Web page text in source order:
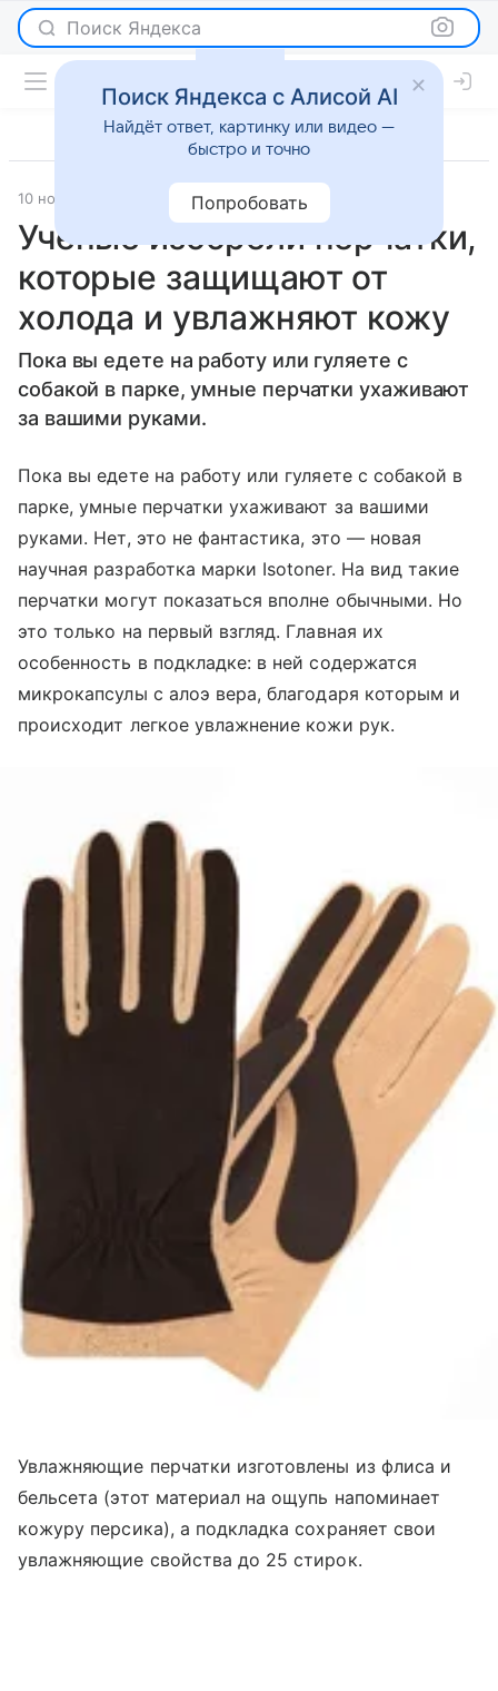
Поиск Яндекса
10 ноября 2011 Новости
Ученые изобрели перчатки,
которые защищают от
холода и увлажняют кожу
Пока вы едете на работу или гуляете с
собакой в парке, умные перчатки ухаживают
за вашими руками.
Пока вы едете на работу или гуляете с собакой в
парке, умные перчатки ухаживают за вашими
руками. Нет, это не фантастика, это — новая
научная разработка марки Isotoner. На вид такие
перчатки могут показаться вполне обычными. Но
это только на первый взгляд. Главная их
особенность в подкладке: в ней содержатся
микрокапсулы с алоэ вера, благодаря которым и
происходит легкое увлажнение кожи рук.
Увлажняющие перчатки изготовлены из флиса и
бельсета (этот материал на ощупь напоминает
кожуру персика), а подкладка сохраняет свои
увлажняющие свойства до 25 стирок.
Поиск Яндекса с Алисой AI
Найдёт ответ, картинку или видео —
быстро и точно
Попробовать